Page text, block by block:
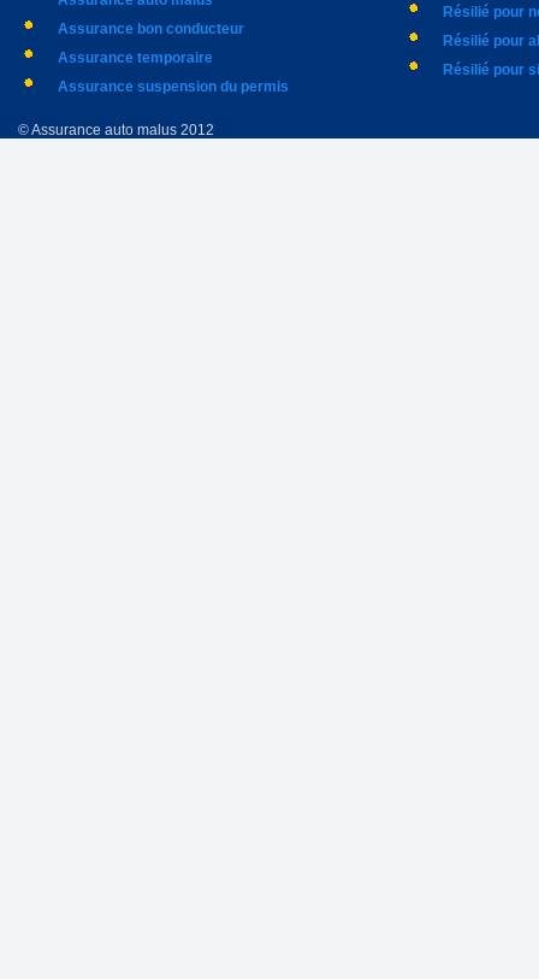
Assurance bon conducteur
Assurance temporaire
Assurance suspension du permis
Résilié pour
Résilié pour
Résilié pour
© Assurance auto malus 2012